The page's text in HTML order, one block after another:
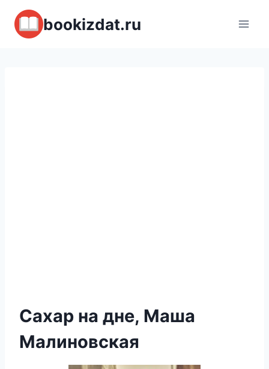
Перейти
содержимому
bookizdat.ru
Сахар на дне, Маша
Малиновская